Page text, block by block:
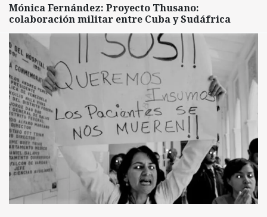
Mónica Fernández: Proyecto Thusano:
colaboración militar entre Cuba y Sudáfrica